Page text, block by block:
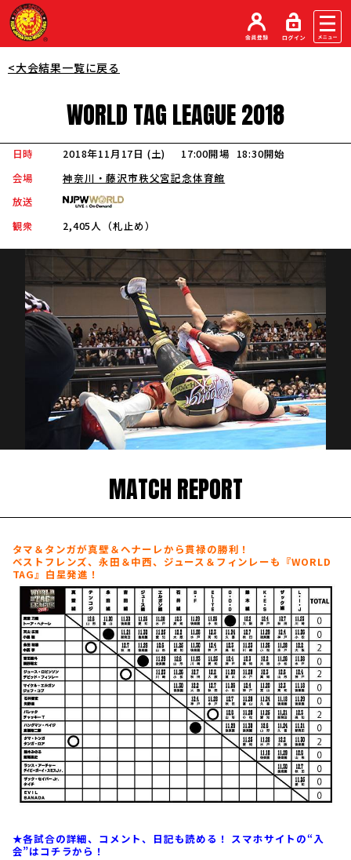
<大会結果一覧に戻る
WORLD TAG LEAGUE2018
日時 2018年11月17日 (土) 17:00開場 18:30開始
会場
神奈川・藤沢市秩父宮記念体育館
放送
観衆
2,405人（札止め）
MATCH REPORT
タマ＆タンガが真壁＆ヘナーレから貫禄の勝利！
ベストフレンズ、永田＆中西、ジュース＆フィンレーも『WORLD
TAG』白星発進！
★各試合の詳細、コメント、日記も読める！ スマホサイトの“入
会”はコチラから！